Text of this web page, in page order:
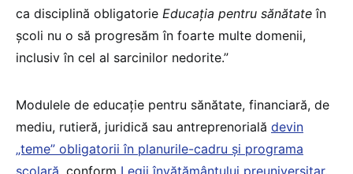
ca disciplină obligatorie Educaţia pentru sănătate în
şcoli nu o să progresăm în foarte multe domenii,
inclusiv în cel al sarcinilor nedorite.”
Modulele de educație pentru sănătate, financiară, de
mediu, rutieră, juridică sau antreprenorială devin
„teme” obligatorii în planurile-cadru și programa
școlară, conform Legii învățământului preuniversitar.